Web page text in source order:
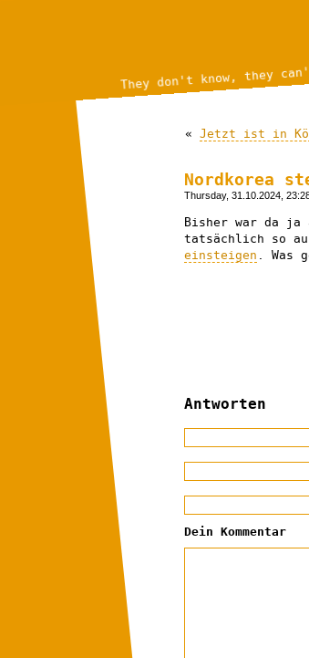
They don't know, they
« Jetzt ist in
Nordkorea
Thursday, 31.10.2024,
Bisher war da ja
tatsächlich so
einsteigen . Was
Antworten
Dein Kommentar